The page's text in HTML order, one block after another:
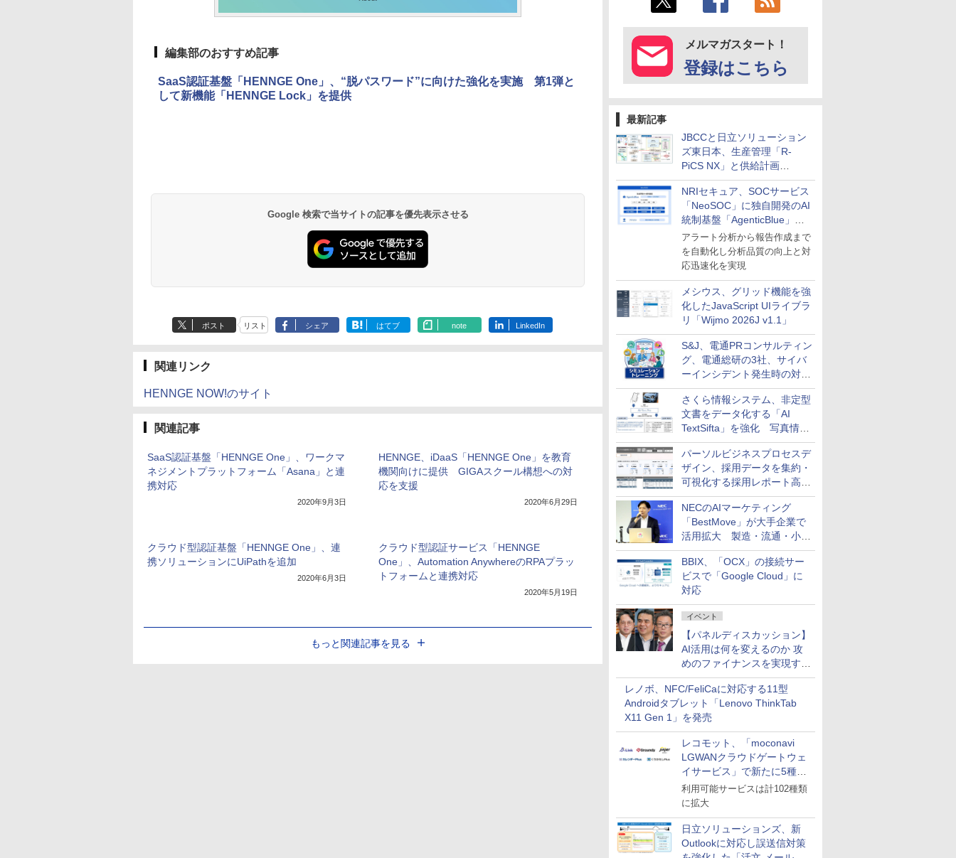
メルマガスタート！
登録はこちら
最新記事
JBCCと日立ソリューション
ズ東日本、生産管理「R-
PiCS NX」と供給計画
「scSQUARE ISP」の連携サ
ービスを提供開始
NRIセキュア、SOCサービス
「NeoSOC」に独自開発のAI
統制基盤「AgenticBlue」を
導入
アラート分析から報告作成まで
を自動化し分析品質の向上と対
応迅速化を実現
メシウス、グリッド機能を強
化したJavaScript UIライブラ
リ「Wijmo 2026J v1.1」
S&J、電通PRコンサルティン
グ、電通総研の3社、サイバ
ーインシデント発生時の対応
と危機管理広報を一体的に訓
練するプログラムを提供
さくら情報システム、非定型
文書をデータ化する「AI
TextSifta」を強化 写真情報
のデータ化などに対応
パーソルビジネスプロセスデ
ザイン、採用データを集約・
可視化する採用レポート高速
化サービスを提供
NECのAIマーケティング
「BestMove」が大手企業で
活用拡大 製造・流通・小売
企業・広告代理店などが実装
フェーズへ
BBIX、「OCX」の接続サー
ビスで「Google Cloud」に
対応
イベント
【パネルディスカッション】
AI活用は何を変えるのか 攻
めのファイナンスを実現する
業務設計とマインドセット変
革
レノボ、NFC/FeliCaに対応する11型
Androidタブレット「Lenovo ThinkTab
X11 Gen 1」を発売
レコモット、「moconavi
LGWANクラウドゲートウェ
イサービス」で新たに5種類
のサービスと連携開始
利用可能サービスは計102種類
に拡大
日立ソリューションズ、新
Outlookに対応し誤送信対策
編集部のおすすめ記事
SaaS認証基盤「HENNGE One」、“脱パスワード”に向けた強化を実施 第1弾と
して新機能「HENNGE Lock」を提供
Google 検索で当サイトの記事を優先表示させる
ポスト リスト シェア はてブ note LinkedIn
関連リンク
HENNGE NOW!のサイト
関連記事
SaaS認証基盤「HENNGE One」、ワークマ
ネジメントプラットフォーム「Asana」と連
携対応
2020年9月3日
HENNGE、iDaaS「HENNGE One」を教育
機関向けに提供 GIGAスクール構想への対
応を支援
2020年6月29日
クラウド型認証基盤「HENNGE One」、連
携ソリューションにUiPathを追加
2020年6月3日
クラウド型認証サービス「HENNGE
One」、Automation AnywhereのRPAプラッ
トフォームと連携対応
2020年5月19日
もっと関連記事を見る